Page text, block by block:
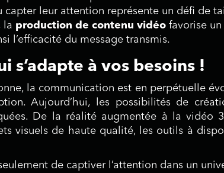
leur attention représente un défi de
la production de contenu vidéo favorise
l’efficacité du message transmis.
s’adapte à vos besoins !
la communication est en perpétuelle
Aujourd’hui, les possibilités de
De la réalité augmentée à la vidéo
visuels de haute qualité, les outils à
de captiver l’attention dans un